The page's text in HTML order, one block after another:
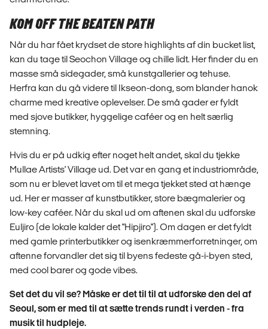
KOM OFF THE BEATEN PATH
Når du har fået krydset de store highlights af din bucket list,
kan du tage til Seochon Village og chille lidt. Her finder du en
masse små sidegader, små kunstgallerier og tehuse.
Herfra kan du gå videre til Ikseon-dong, som blander hanok
charme med kreative oplevelser. De små gader er fyldt
med sjove butikker, hyggelige caféer og en helt særlig
stemning.
Hvis du er på udkig efter noget helt andet, skal du tjekke
Mullae Artists' Village ud. Det var en gang et industriområde,
som nu er blevet lavet om til et mega tjekket sted at hænge
ud. Her er masser af kunstbutikker, store bægmalerier og
low-key caféer. Når du skal ud om aftenen skal du udforske
Euljiro (de lokale kalder det "Hipjiro"). Om dagen er det fyldt
med gamle printerbutikker og isenkræmmerforretninger, om
aftenne forvandler det sig til byens fedeste gå-i-byen sted,
med cool barer og gode vibes.
Set det du vil se? Måske er det til til at udforske den del af
Seoul, som er med til at sætte trends rundt i verden - fra
musik til hudpleje.